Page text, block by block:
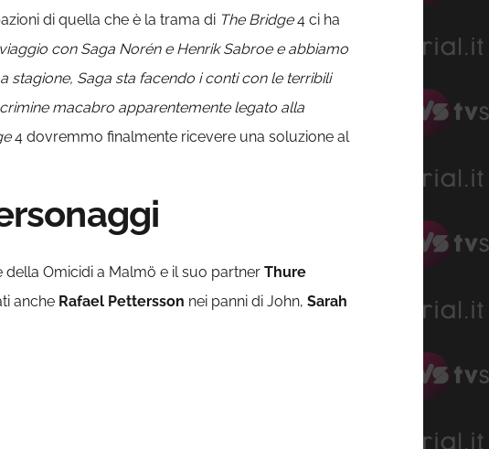
di quella che è la trama di The Bridge4 ci ha
con Saga Norén e Henrik Sabroe e abbiamo
stagione, Saga sta facendo i conti con le terribili
macabro apparentemente legato alla
4 dovremmo finalmente ricevere una soluzione al
della Omicidi a Malmö e il suo partner Thure
anche Rafael Pettersson nei panni di John, Sarah